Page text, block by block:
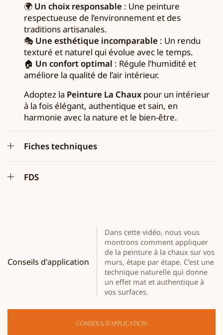
🌍 Un choix responsable : Une peinture
respectueuse de l’environnement et des
traditions artisanales.
🎭 Une esthétique incomparable : Un rendu
texturé et naturel qui évolue avec le temps.
🏠 Un confort optimal : Régule l’humidité et
améliore la qualité de l’air intérieur.
Adoptez la Peinture La Chaux pour un intérieur
à la fois élégant, authentique et sain, en
harmonie avec la nature et le bien-être.
Fiches techniques
FDS
Conseils d'application
Dans cette vidéo, nous vous
montrons comment appliquer
de la peinture à la chaux sur vos
murs, étape par étape. C’est une
technique naturelle qui donne
un effet mat et authentique à
vos surfaces.